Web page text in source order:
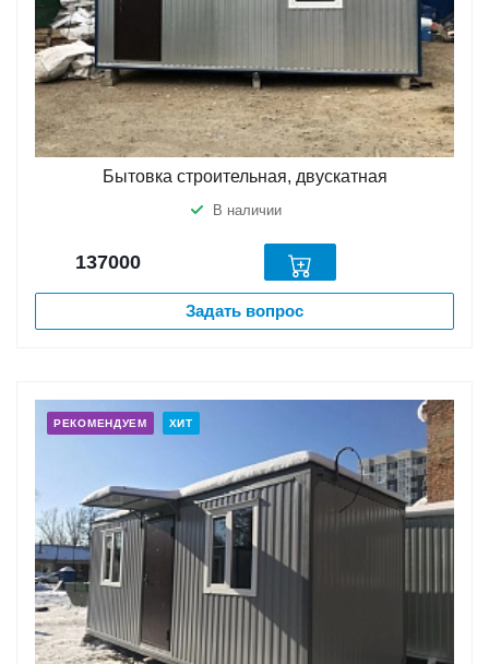
Бытовка строительная, двускатная
В наличии
137000
Задать вопрос
РЕКОМЕНДУЕМ ХИТ